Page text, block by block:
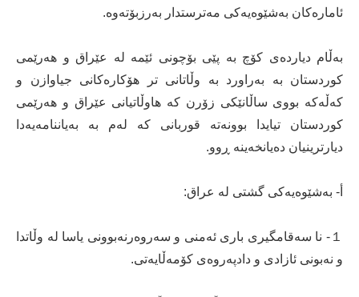
ئامارەکان بەشێوەیەکی مەترستدار بەرزبۆتەوە.
بەڵام دیاردەی کۆچ بە پێی بۆچونی ئێمە لە عێراق و هەرێمی
کوردستان بە بەراورد بە وڵاتانی تر هۆکارەکانی جیاوازن و
کەڵەکە بووی ساڵانێکی زۆرن کە هاوڵاتیانی عێراق و ‌هەرێمی
کوردستان تیایدا بوونەتە قوربانی کە لەم بە بەیاننامەیەدا
دیارترینیان دەیانخەینە ڕوو.
أ‌- بەشێوەیەکی گشتی لە عراق:
１- نا سەقامگیری باری ئەمنی و سەروەرنەبوونی یاسا لە وڵاتدا
و نەبونی ئازادی و دادپەروەی کۆمەڵایەتی.